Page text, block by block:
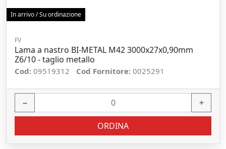
In arrivo / Su ordinazione
FV
Lama a nastro BI-METAL M42 3000x27x0,90mm
Z6/10 - taglio metallo
Cod: 09519312 Cod Fornitore: 0025291
− +
ORDINA